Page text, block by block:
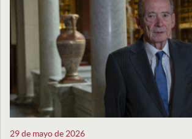
29 de mayo de 2026